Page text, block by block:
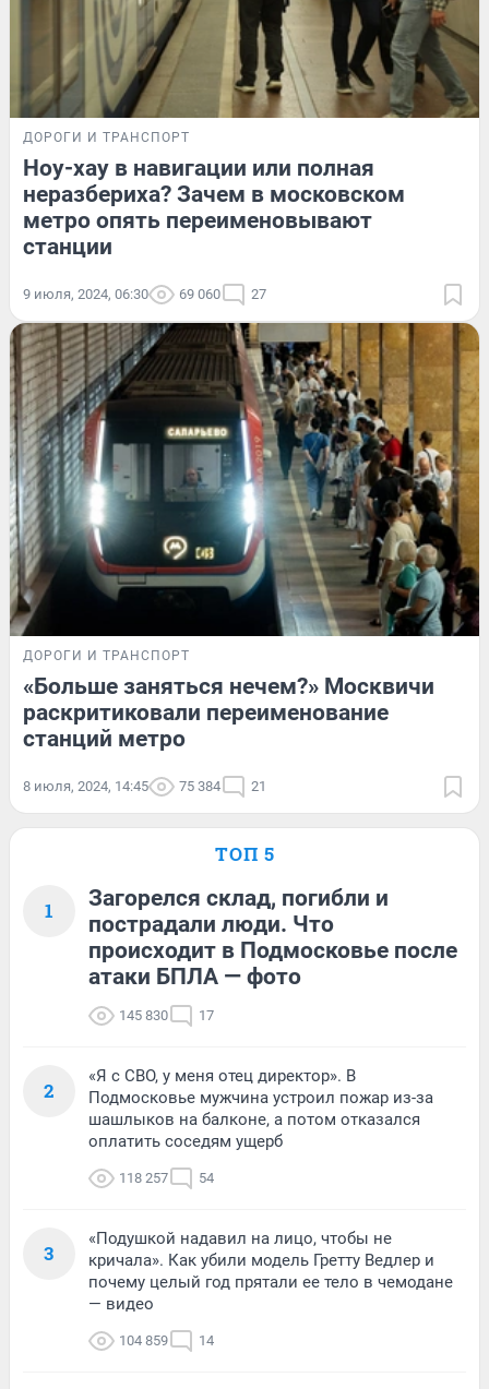
ДОРОГИ И ТРАНСПОРТ
Ноу-хау в навигации или полная
неразбериха? Зачем в московском
метро опять переименовывают
станции
9 июля, 2024, 06:30 69 060 27
ДОРОГИ И ТРАНСПОРТ
«Больше заняться нечем?» Москвичи
раскритиковали переименование
станций метро
8 июля, 2024, 14:45 75 384 21
ТОП 5
1
Загорелся склад, погибли и
пострадали люди. Что
происходит в Подмосковье после
атаки БПЛА — фото
145 830 17
2
«Я с СВО, у меня отец директор». В
Подмосковье мужчина устроил пожар из-за
шашлыков на балконе, а потом отказался
оплатить соседям ущерб
118 257 54
3
«Подушкой надавил на лицо, чтобы не
кричала». Как убили модель Гретту Ведлер и
почему целый год прятали ее тело в чемодане
— видео
104 859 14